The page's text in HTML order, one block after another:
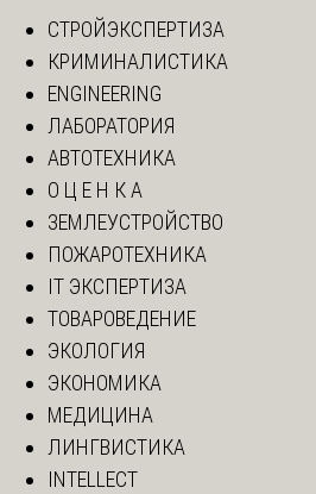
СТРОЙЭКСПЕРТИЗА
КРИМИНАЛИСТИКА
ENGINEERING
ЛАБОРАТОРИЯ
АВТОТЕХНИКА
О Ц Е Н К А
ЗЕМЛЕУСТРОЙСТВО
ПОЖАРОТЕХНИКА
IT ЭКСПЕРТИЗА
ТОВАРОВЕДЕНИЕ
ЭКОЛОГИЯ
ЭКОНОМИКА
МЕДИЦИНА
ЛИНГВИСТИКА
INTELLECT